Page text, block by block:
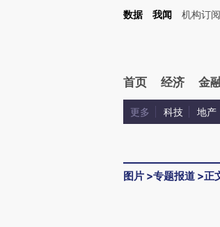
数据 我闻 机构订阅
首页 经济 金
更多 科技 地产
图片 >专题报道 >正